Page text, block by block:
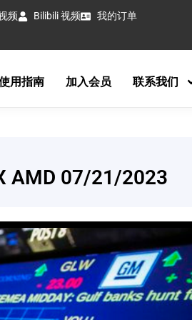
频 Bilibili 视频 我的订单
用指南 加入会员 联系我们
AMD 07/21/2023